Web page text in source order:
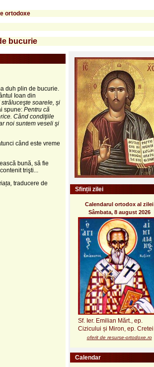
ortodoxe
bucurie
duh plin de bucurie.
Ioan din
soarele, şi
spune: Pentru că
Când condiţiile
noi suntem veseli şi
când este vreme
bună, să fie
trişti...
traducere de
Sfinții zilei
Calendarul ortodox al zilei
Sâmbata, 8 august 2026
Sf. Ier. Emilian Mărt., ep.
Cizicului și Miron, ep. Cretei
oferit de resurse-ortodoxe.ro
Calendar